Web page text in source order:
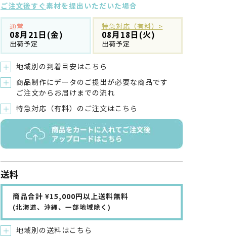
ご注文後すぐ素材を提出いただいた場合
通常
08月21日(金)
出荷予定
特急対応（有料）>
08月18日(火)
出荷予定
＋
地域別の到着目安はこちら
＋
商品制作にデータのご提出が必要な商品です
ご注文からお届けまでの流れ
＋
特急対応（有料）のご注文はこちら
送料
商品合計 ¥15,000円以上送料無料
(北海道、沖縄、一部地域除く)
＋ 地域別の送料はこちら